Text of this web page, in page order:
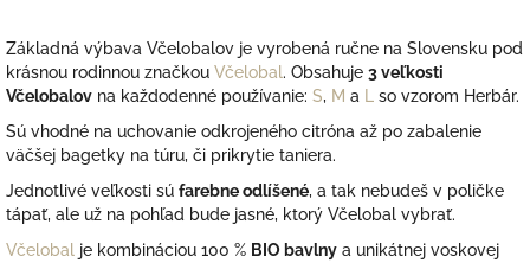
Základná výbava Včelobalov je vyrobená ručne na Slovensku pod
krásnou rodinnou značkou Včelobal. Obsahuje 3 veľkosti
Včelobalov na každodenné používanie: S, M a L so vzorom Herbár.
Sú vhodné na uchovanie odkrojeného citróna až po zabalenie
väčšej bagetky na túru, či prikrytie taniera.
Jednotlivé veľkosti sú farebne odlíšené, a tak nebudeš v poličke
tápať, ale už na pohľad bude jasné, ktorý Včelobal vybrať.
Včelobal je kombináciou 100 % BIO bavlny a unikátnej voskovej